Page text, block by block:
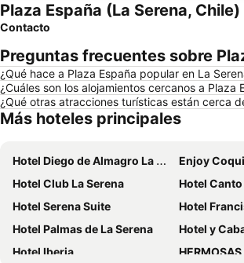
Plaza España (La Serena, Chile)
Contacto
Preguntas frecuentes sobre
¿Qué hace a Plaza España popular en La
¿Cuáles son los alojamientos cercanos a Plaza
¿Qué otras atracciones turísticas están cerca
Más hoteles principales
Hotel Diego de Almagro La Serena
Enjoy
Hotel Club La Serena
Hotel
Hotel Serena Suite
Hotel
Hotel Palmas de La Serena
Hotel y
Hotel Iberia
HERMOSAS HABITACIONES